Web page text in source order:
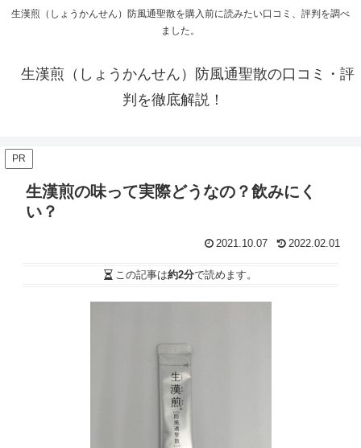
生漢煎（しょうかんせん）防風通聖散を購入前に読みたい口コミ、評判を調べ
ました。
生漢煎（しょうかんせん）防風通聖散の口コミ・評
判を徹底解説！
PR
生漢煎の味って実際どうなの？飲みにく
い？
2021.10.07 2022.02.01
この記事は約2分で読めます。